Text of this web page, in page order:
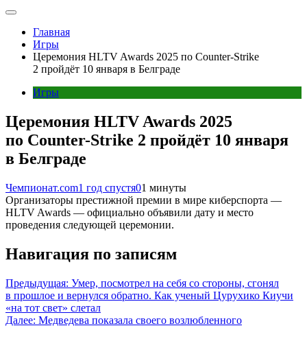
Главная
Игры
Церемония HLTV Awards 2025 по Counter-Strike
2 пройдёт 10 января в Белграде
Игры
Церемония HLTV Awards 2025
по Counter-Strike 2 пройдёт 10 января
в Белграде
Чемпионат.com1 год спустя01 минуты
Организаторы престижной премии в мире киберспорта —
HLTV Awards — официально объявили дату и место
проведения следующей церемонии.
Навигация по записям
Предыдущая: Умер, посмотрел на себя со стороны, сгонял
в прошлое и вернулся обратно. Как ученый Цурухико Киучи
«на тот свет» слетал
Далее: Медведева показала своего возлюбленного